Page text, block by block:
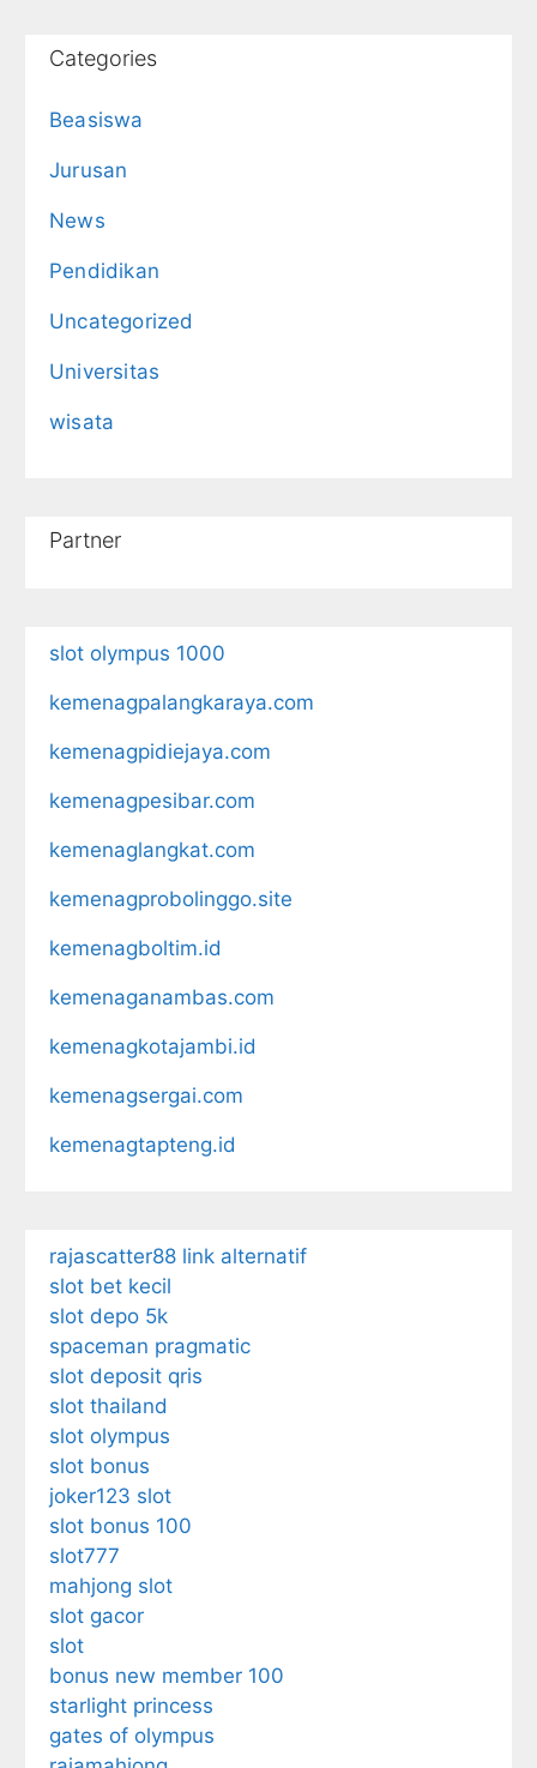
Categories
Beasiswa
Jurusan
News
Pendidikan
Uncategorized
Universitas
wisata
Partner
slot olympus 1000
kemenagpalangkaraya.com
kemenagpidiejaya.com
kemenagpesibar.com
kemenaglangkat.com
kemenagprobolinggo.site
kemenagboltim.id
kemenaganambas.com
kemenagkotajambi.id
kemenagsergai.com
kemenagtapteng.id
rajascatter88 link alternatif
slot bet kecil
slot depo 5k
spaceman pragmatic
slot deposit qris
slot thailand
slot olympus
slot bonus
joker123 slot
slot bonus 100
slot777
mahjong slot
slot gacor
slot
bonus new member 100
starlight princess
gates of olympus